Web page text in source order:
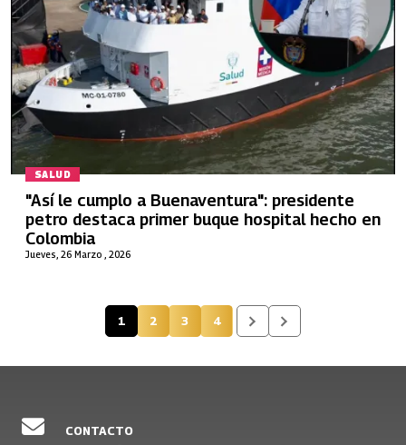
SALUD
Jueves, 26 Marzo , 2026
"Así le cumplo a Buenaventura": presidente
petro destaca primer buque hospital hecho en
Colombia
Página actual
1 Página
2 Página
3 Página
4
CONTACTO